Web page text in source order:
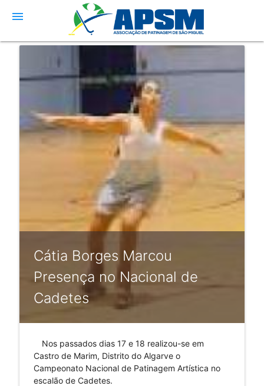
menu
Cátia Borges Marcou
Presença no Nacional de
Cadetes
Nos passados dias 17 e 18 realizou-se em
Castro de Marim, Distrito do Algarve o
Campeonato Nacional de Patinagem Artística no
escalão de Cadetes.